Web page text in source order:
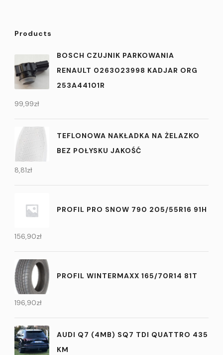
Products
BOSCH CZUJNIK PARKOWANIA
RENAULT 0263023998 KADJAR ORG
253A44101R
99,99zł
TEFLONOWA NAKŁADKA NA ŻELAZKO
BEZ POŁYSKU JAKOŚĆ
8,81zł
PROFIL PRO SNOW 790 205/55R16 91H
156,90zł
PROFIL WINTERMAXX 165/70R14 81T
196,90zł
AUDI Q7 (4MB) SQ7 TDI QUATTRO 435
KM